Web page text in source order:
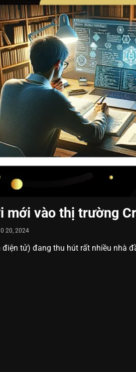
mới vào thị trường
20, 2024
tử) đang thu hút rất nhiều nhà